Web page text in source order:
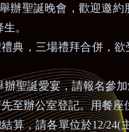
辦聖誕晚會，歡迎邀
。
典，三場禮拜合併，
辦聖誕愛宴，請報名參
至辦公室登記。用餐座
算，請各單位於12/24(